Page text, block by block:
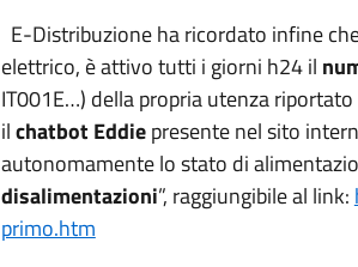
E-Distribuzione ha ricordato infine
elettrico, è attivo tutti i giorni h24 il
IT001E…) della propria utenza
ilchatbot Eddiepresente nel sito
autonomamente lo stato di
disalimentazioni”, raggiungibile al link:
primo.htm